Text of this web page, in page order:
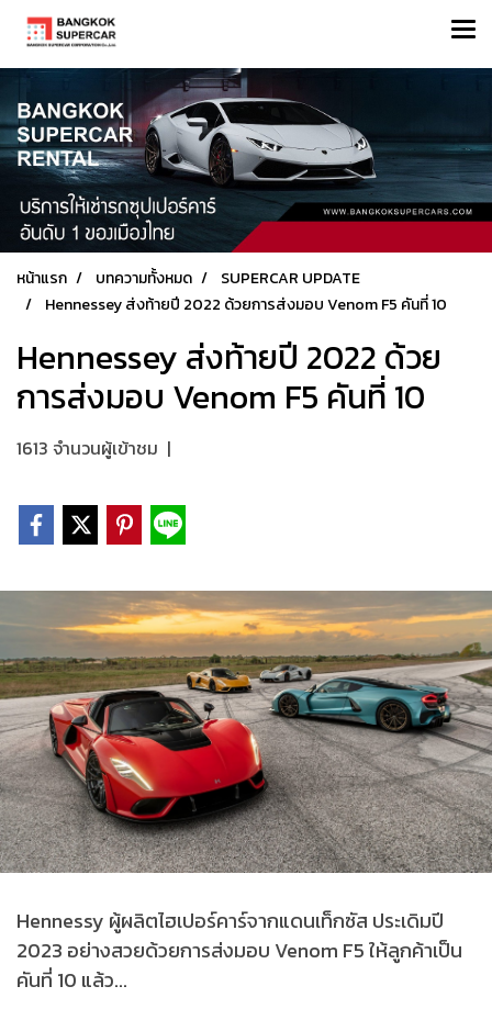
หน้าแรก บทความทั้งหมด
SUPERCAR UPDATE
Hennessey ส่งท้ายปี 2022 ด้วยการส่งมอบ Venom F5 คันที่ 10
Hennessey ส่งท้ายปี 2022 ด้วย
การส่งมอบ Venom F5 คันที่ 10
1613 จำนวนผู้เข้าชม |
Hennessy ผู้ผลิตไฮเปอร์คาร์จากแดนเท็กซัส ประเดิมปี
2023 อย่างสวยด้วยการส่งมอบ Venom F5 ให้ลูกค้าเป็น
คันที่ 10 แล้ว...